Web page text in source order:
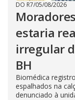
DO R7/05/08/2026
estaria
irregular
BH
Biomédica
espalhados na
denunciado à